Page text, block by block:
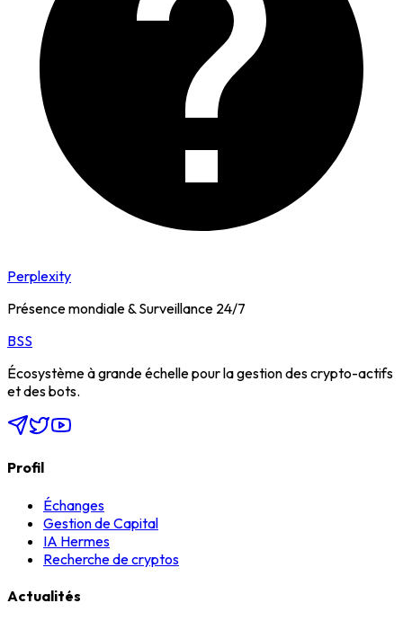
Perplexity
Présence mondiale & Surveillance 24/7
BSS
Écosystème à grande échelle pour la gestion des crypto-actifs
et des bots.
Profil
Échanges
Gestion de Capital
IA Hermes
Recherche de cryptos
Actualités